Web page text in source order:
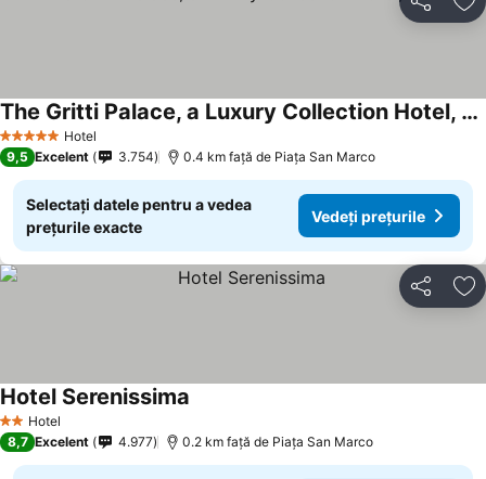
Distribuiți
5 Stele Hotel
The Gritti Palace, a Luxury Collection Hotel, Venice
Vedeți prețurile
9,5 Excelent 3.754 0.4 km faţă de Piaţa San Marco
Selectați datele pentru a vedea
prețurile exacte
Vedeți prețurile
Distribuiți
2 SteleHotel
Hotel Serenissima
8,7 Excelent 4.977 0.2 km faţă de Piaţa San Marco